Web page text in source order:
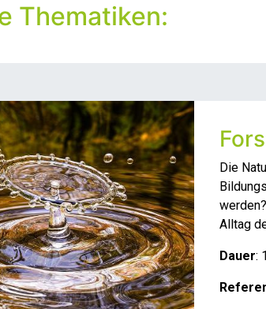
Thematiken:
Die
Alltag
Dauer: